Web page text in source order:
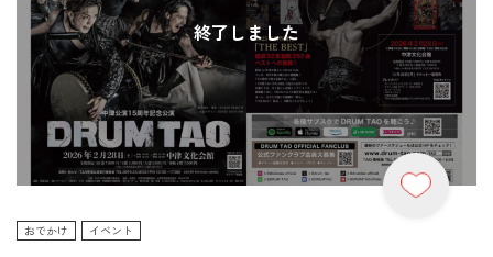
終了しました
おでかけ イベント